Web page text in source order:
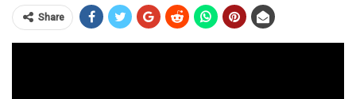
Share